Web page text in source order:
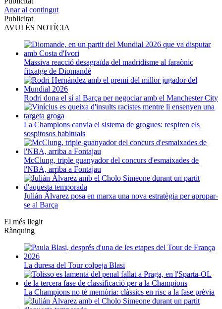
Anar al contingut
Publicitat
AVUI ÉS NOTÍCIA
Massiva reacció desagraïda del madridisme al faraònic
fitxatge de Diomandé
Rodri dona el sí al Barça per negociar amb el Manchester City
La Champions canvia el sistema de grogues: respiren els
sospitosos habituals
McClung, triple guanyador del concurs d'esmaixades de
l'NBA, arriba a Fontajau
Julián Álvarez posa en marxa una nova estratègia per apropar-
se al Barça
El més llegit
Rànquing
La duresa del Tour colpeja Blasi
La Champions no té memòria: clàssics en risc a la fase prèvia